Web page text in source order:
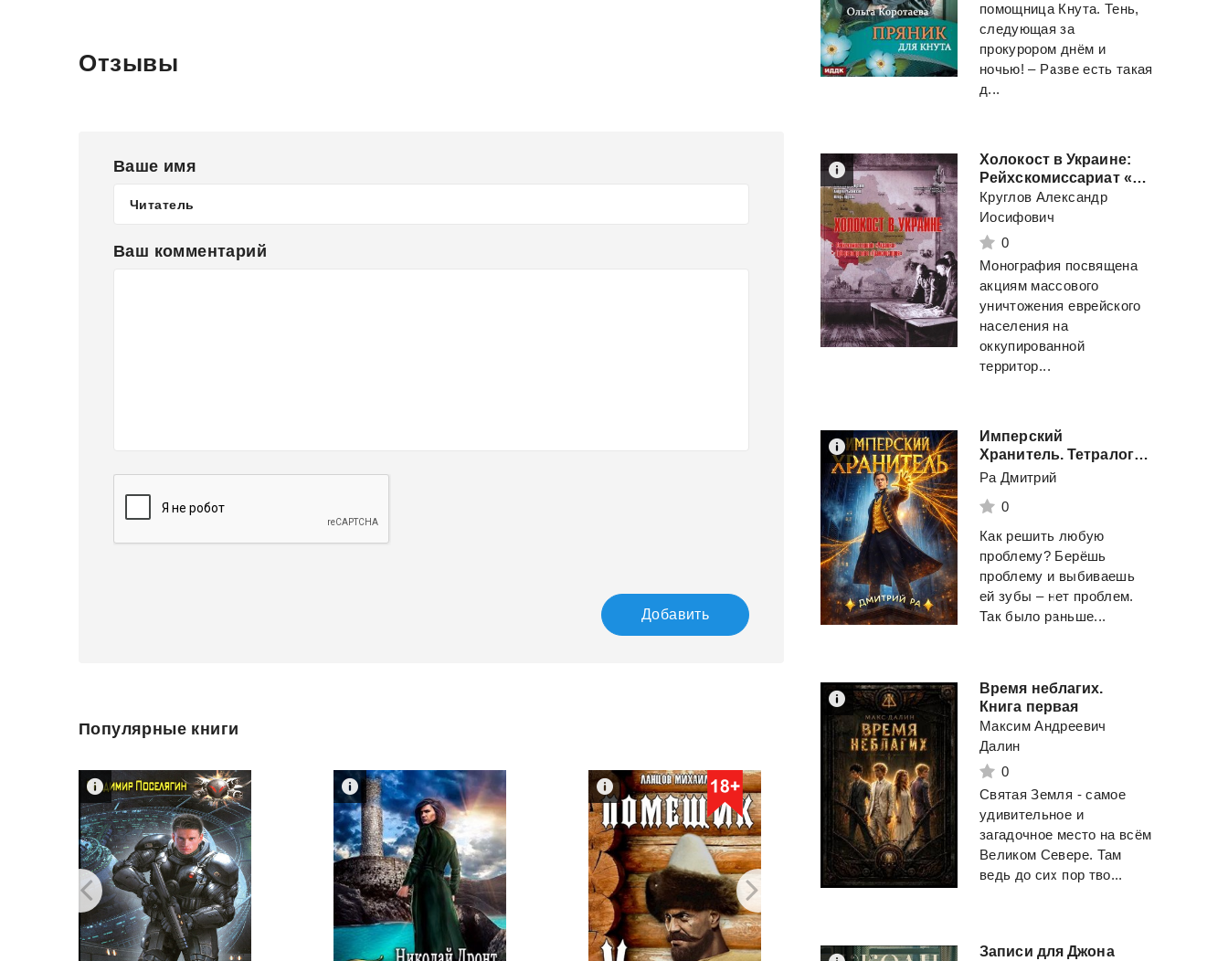
Отзывы
Ваше имя
Ваш комментарий
Добавить
Популярные книги
помощница Кнута. Тень,
следующая за
прокурором днём и
ночью! – Разве есть такая
д...
Холокост в Украине:
Рейхскомиссариат «Украина», Губернаторство «Транснистрия»: монография.
Круглов Александр
Иосифович
0
Монография посвящена
акциям массового
уничтожения еврейского
населения на
оккупированной
территор...
Имперский
Хранитель. Тетралогия
Ра Дмитрий
0
Как решить любую
проблему? Берёшь
проблему и выбиваешь
ей зубы – нет проблем.
Так было раньше...
Время неблагих.
Книга первая
Максим Андреевич
Далин
0
Святая Земля - самое
удивительное и
загадочное место на всём
Великом Севере. Там
ведь до сих пор тво...
Записи для Джона